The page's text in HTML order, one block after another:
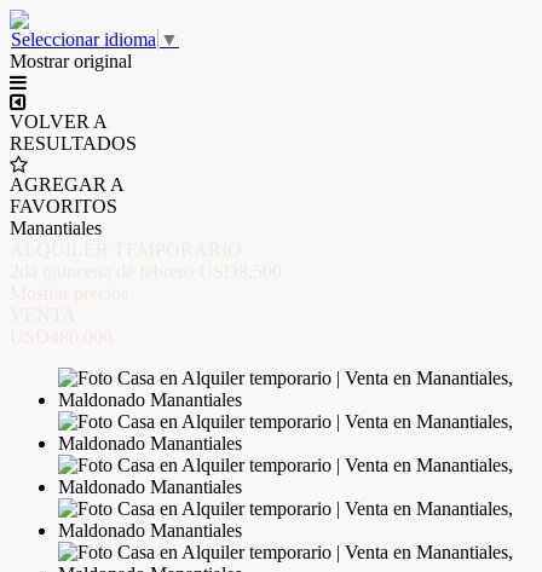
Seleccionar idioma ▼
Mostrar original
VOLVER A
RESULTADOS
AGREGAR A
FAVORITOS
Manantiales
ALQUILER TEMPORARIO
2da quincena de febrero USD8.500
Mostrar precios
VENTA
USD480.000